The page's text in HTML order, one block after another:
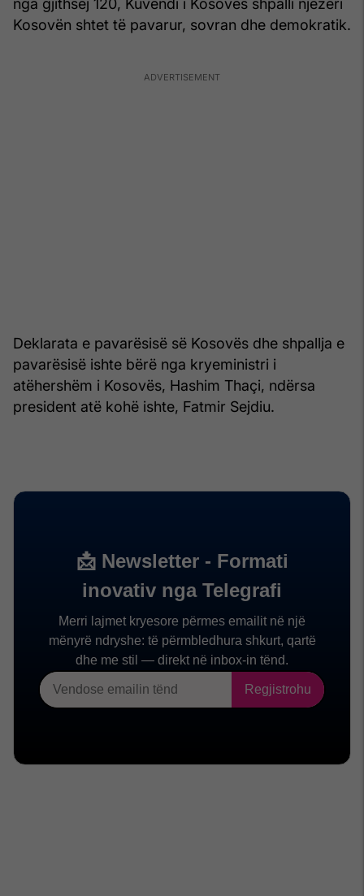
nga gjithsej 120, Kuvendi i Kosovës shpalli njëzëri
Kosovën shtet të pavarur, sovran dhe demokratik.
Deklarata e pavarësisë së Kosovës dhe shpallja e
pavarësisë ishte bërë nga kryeministri i
atëhershëm i Kosovës, Hashim Thaçi, ndërsa
president atë kohë ishte, Fatmir Sejdiu.